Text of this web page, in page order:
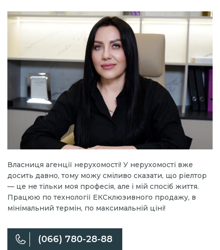
Власниця агенції нерухомості! У нерухомості вже
досить давно, тому можу сміливо сказати, що ріелтор
— це не тільки моя професія, але і мій спосіб життя.
Працюю по технології ЕКСклюзивного продажу, в
мінімальний термін, по максимальній ціні!
(066) 780-28-88